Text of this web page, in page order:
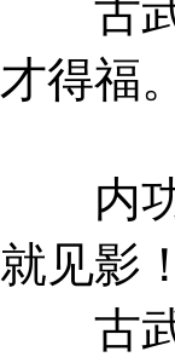
古武
才得福。
内功
就见影！
古武